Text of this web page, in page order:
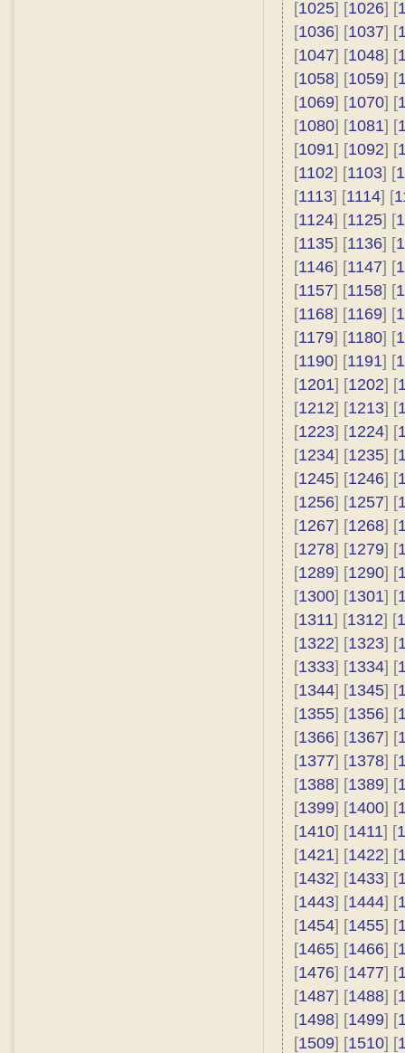
[1025] [1026] [
[1036] [1037] [
[1047] [1048] [
[1058] [1059] [
[1069] [1070] [
[1080] [1081] [
[1091] [1092] [
[1102] [1103] [
[1113] [1114] [
[1124] [1125] [
[1135] [1136] [
[1146] [1147] [
[1157] [1158] [
[1168] [1169] [
[1179] [1180] [
[1190] [1191] [
[1201] [1202] [
[1212] [1213] [
[1223] [1224] [
[1234] [1235] [
[1245] [1246] [
[1256] [1257] [
[1267] [1268] [
[1278] [1279] [
[1289] [1290] [
[1300] [1301] [
[1311] [1312] [
[1322] [1323] [
[1333] [1334] [
[1344] [1345] [
[1355] [1356] [
[1366] [1367] [
[1377] [1378] [
[1388] [1389] [
[1399] [1400] [
[1410] [1411] [
[1421] [1422] [
[1432] [1433] [
[1443] [1444] [
[1454] [1455] [
[1465] [1466] [
[1476] [1477] [
[1487] [1488] [
[1498] [1499] [
[1509] [1510] [